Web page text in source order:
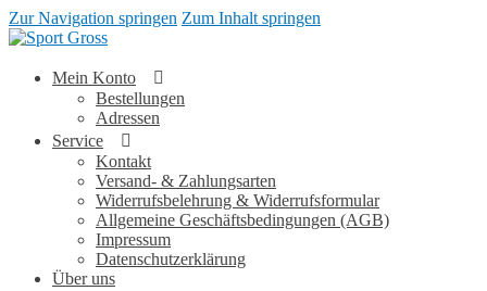
Zur Navigation springen Zum Inhalt springen
Mein Konto
Bestellungen
Adressen
Service
Kontakt
Versand- & Zahlungsarten
Widerrufsbelehrung & Widerrufsformular
Allgemeine Geschäftsbedingungen (AGB)
Impressum
Datenschutzerklärung
Über uns